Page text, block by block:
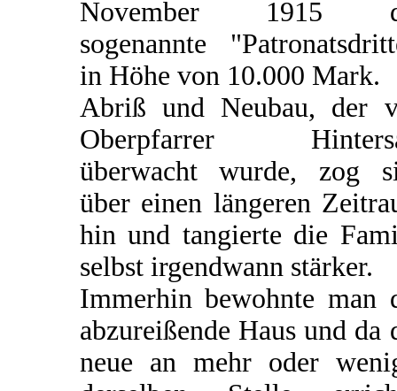
November 1915
sogenannte
in Höhe von 10.000 Mark.
Abriß und Neubau, der
Oberpfarrer
überwacht wurde, zog
über einen längeren
hin und tangierte die
selbst irgendwann stärker.
Immerhin bewohnte man
abzureißende Haus und da
neue an mehr oder